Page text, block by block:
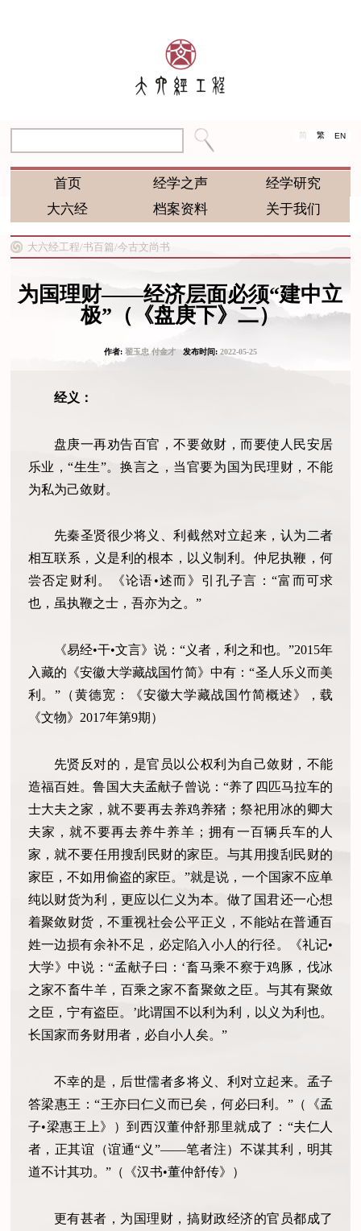
简 繁 EN
首页 经学之声
经学研究
大六经
档案资料 关于我们
大六经工程/书百篇/今古文尚书
为国理财——经济层面必须“建中立
极”（《盘庚下》二）
作者: 翟玉忠 付金才发布时间: 2022-05-25
经义：
盘庚一再劝告百官，不要敛财，而要使人民安居
乐业，“生生”。换言之，当官要为国为民理财，不能
为私为己敛财。
先秦圣贤很少将义、利截然对立起来，认为二者
相互联系，义是利的根本，以义制利。仲尼执鞭，何
尝否定财利。《论语•述而》引孔子言：“富而可求
也，虽执鞭之士，吾亦为之。”
《易经•干•文言》说：“义者，利之和也。”2015年
入藏的《安徽大学藏战国竹简》中有：“圣人乐义而美
利。”（黄德宽：《安徽大学藏战国竹简概述》，载
《文物》2017年第9期）
先贤反对的，是官员以公权利为自己敛财，不能
造福百姓。鲁国大夫孟献子曾说：“养了四匹马拉车的
士大夫之家，就不要再去养鸡养猪；祭祀用冰的卿大
夫家，就不要再去养牛养羊；拥有一百辆兵车的人
家，就不要任用搜刮民财的家臣。与其用搜刮民财的
家臣，不如用偷盗的家臣。”就是说，一个国家不应单
纯以财货为利，更应以仁义为本。做了国君还一心想
着聚敛财货，不重视社会公平正义，不能站在普通百
姓一边损有余补不足，必定陷入小人的行径。《礼记•
大学》中说：“孟献子曰：‘畜马乘不察于鸡豚，伐冰
之家不畜牛羊，百乘之家不畜聚敛之臣。与其有聚敛
之臣，宁有盗臣。’此谓国不以利为利，以义为利也。
长国家而务财用者，必自小人矣。”
不幸的是，后世儒者多将义、利对立起来。孟子
答梁惠王：“王亦曰仁义而已矣，何必曰利。”（《孟
子•梁惠王上》）到西汉董仲舒那里就成了：“夫仁人
者，正其谊（谊通“义”——笔者注）不谋其利，明其
道不计其功。”（《汉书•董仲舒传》）
更有甚者，为国理财，搞财政经济的官员都成了